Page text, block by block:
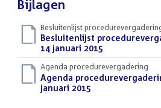
Bijlagen
Besluitenlijst
Download
bestand:
Besluitenlijst
14 januari 2015
Agenda procedurevergadering
Download
bestand:
Agenda
januari 2015